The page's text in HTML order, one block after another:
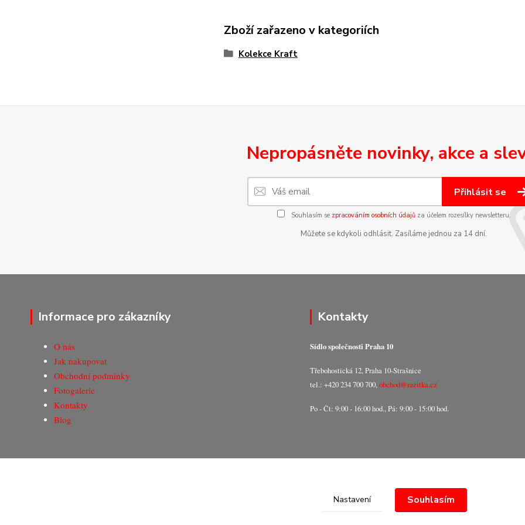
Zboží zařazeno v kategoriích
Kolekce Kraft
Nepropásněte novinky, akce a
Přihlásit se
Souhlasím se zpracováním osobních údajůza účelem rozesílky newsletteru.
Můžete se kdykoli odhlásit. Zasíláme jednou za 14 dní.
Informace pro zákazníky
O nás
Jak nakupovat
Obchodní podmínky
Fotogalerie
Kontakty
Blog
Kontakty
Sídlo společnosti Praha 10
Třebohostická 12, Praha 10-Strašnice
tel.: +420 234 700 700,obchod@razitka.cz
Po - Čt: 9:00 - 16:00 hod., Pá: 9:00 - 15:00 hod.
Nastavení Souhlasím